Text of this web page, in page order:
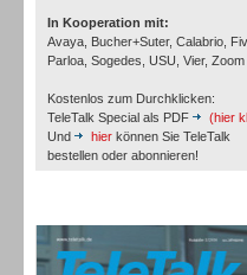
In Kooperation mit:
Avaya, Bucher+Suter, Calabrio,
Parloa, Sogedes, USU, Vier, Zoom
Kostenlos zum Durchklicken:
TeleTalk Special als PDF
(hier
Und
hier können Sie TeleTalk
bestellen oder abonnieren!